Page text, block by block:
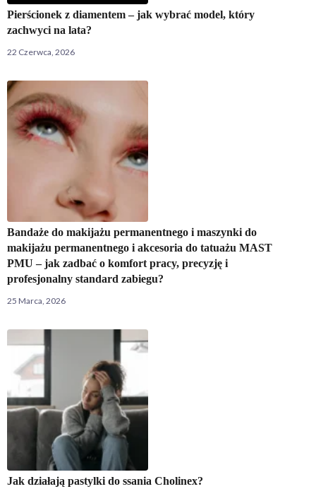
Pierścionek z diamentem – jak wybrać model, który
zachwyci na lata?
22 Czerwca, 2026
Bandaże do makijażu permanentnego i maszynki do
makijażu permanentnego i akcesoria do tatuażu MAST
PMU – jak zadbać o komfort pracy, precyzję i
profesjonalny standard zabiegu?
25 Marca, 2026
Jak działają pastylki do ssania Cholinex?